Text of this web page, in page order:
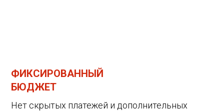
ФИКСИРОВАННЫЙ
БЮДЖЕТ
Нет скрытых платежей и дополнительных